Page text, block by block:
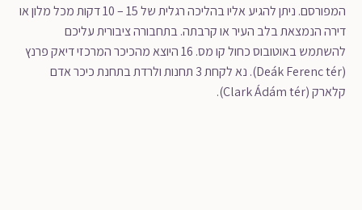
המפורסם. ניתן להגיע אליו בהליכה רגלית של 15 – 10 דקות מכל מלון או
דירה הנמצאת בלב העיר או קרבתה. בתחבורה ציבורית עליכם
להשתמש באוטובוס כחול קו מס. 16 היוצא מהכיכר המרכזי דיאק פרנץ
(Deák Ferenc tér). נא לקחת 3 תחנות ולרדת בתחנת כיכר אדם
קלארק (Clark Ádám tér).